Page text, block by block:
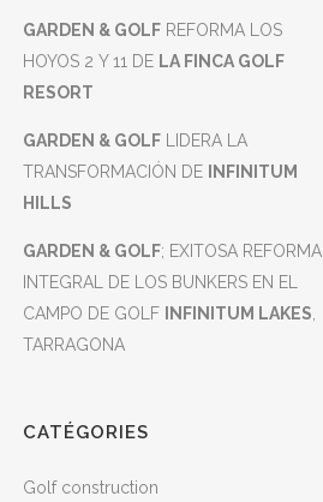
GARDEN & GOLF REFORMA LOS
HOYOS 2 Y 11 DE LA FINCA GOLF
RESORT
GARDEN & GOLF LIDERA LA
TRANSFORMACIÓN DE
INFINITUM
HILLS
GARDEN & GOLF; EXITOSA REFORMA
INTEGRAL DE LOS BUNKERS EN EL
CAMPO DE GOLF
INFINITUM LAKES
TARRAGONA
CATÉGORIES
Golf construction